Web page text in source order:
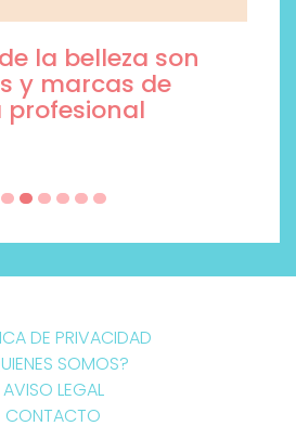
la belleza son
y marcas de
DE PRIVACIDAD
SOMOS?
AVISO LEGAL
CONTACTO